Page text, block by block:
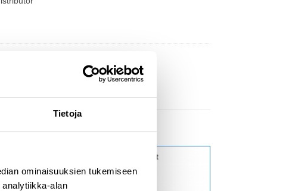
Tietoja
ominaisuuksien tukemiseen
alan
Add to
wishlist